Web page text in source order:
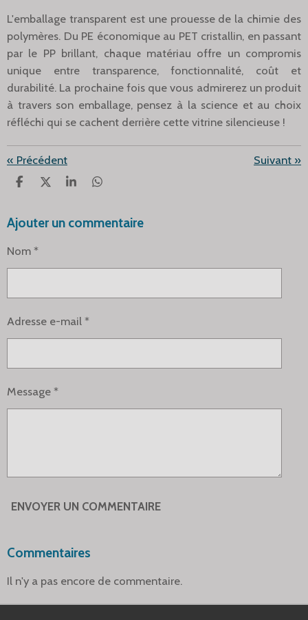
L'emballage transparent est une prouesse de la chimie des
polymères. Du PE économique au PET cristallin, en passant
par le PP brillant, chaque matériau offre un compromis
unique entre transparence, fonctionnalité, coût et
durabilité. La prochaine fois que vous admirerez un produit
à travers son emballage, pensez à la science et au choix
réfléchi qui se cachent derrière cette vitrine silencieuse !
« Précédent Suivant »
P
T
E
R
P
T
R
P
T
R
P
T
R
Ajouter un commentaire
Nom *
Adresse e-mail *
Message *
ENVOYER UN COMMENTAIRE
Commentaires
Il n'y a pas encore de commentaire.